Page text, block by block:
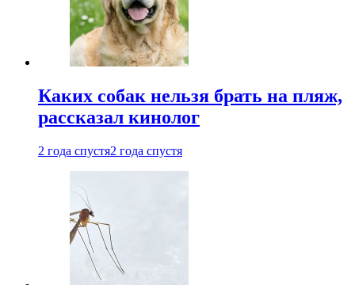
Каких собак нельзя брать на пляж,
рассказал кинолог
2 года спустя2 года спустя